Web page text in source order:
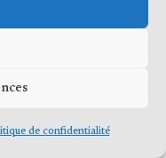
de confidentialité